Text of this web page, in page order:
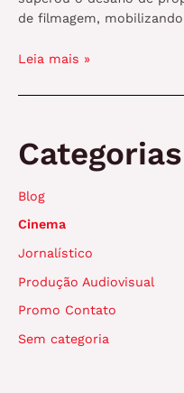
de filmagem,
A
do
‘Código
Leia mais »
Categorias
Blog
Cinema
Jornalístico
Produção Audiovisual
Promo Contato
Sem categoria